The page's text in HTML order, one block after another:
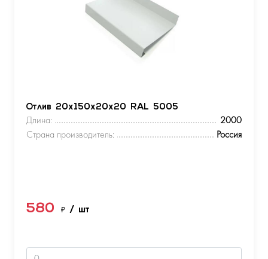
Отлив 20х150х20х20 RAL 5005
Длина:
2000
Страна производитель:
Россия
580 ₽ / шт